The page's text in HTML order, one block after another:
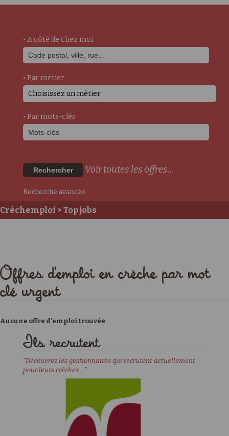
• A côté de chez moi
• Par métier
Choisissez un métier
• Par mots-clés
Rechercher Voir toutes les offres...
Recherche avancée
Crèchemploi > Top jobs
Offres d'emploi en crèche par mot
clé urgent
Aucune offre d'emploi trouvée
Ils recrutent
"Découvrez les gestionnaires qui recrutent actuellement
pour leurs crèches ..."